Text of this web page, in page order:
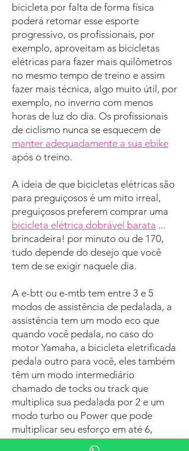
bicicleta por falta de forma física
poderá retomar esse esporte
progressivo, os profissionais, por
exemplo, aproveitam as bicicletas
elétricas para fazer mais quilômetros
no mesmo tempo de treino e assim
fazer mais técnica, algo muito útil, por
exemplo, no inverno com menos
horas de luz do dia. Os profissionais
de ciclismo nunca se esquecem de
manter adequadamente a sua ebike
após o treino.
A ideia de que bicicletas elétricas são
para preguiçosos é um mito irreal,
preguiçosos preferem comprar uma
bicicleta elétrica dobrável barata ...
brincadeira! por minuto ou de 170,
tudo depende do desejo que você
tem de se exigir naquele dia.
A e-btt ou e-mtb tem entre 3 e 5
modos de assistência de pedalada, a
assistência tem um modo eco que
quando você pedala, no caso do
motor Yamaha, a bicicleta eletrificada
pedala outro para você, eles também
têm um modo intermediário
chamado de tocks ou track que
multiplica sua pedalada por 2 e um
modo turbo ou Power que pode
multiplicar seu esforço em até 6,
imagine dar uma pedalada e a bike